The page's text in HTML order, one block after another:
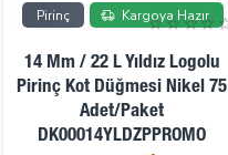
İndirimde
Pirinç Kargoya Hazır
14 Mm / 22 L Yıldız Logolu
Pirinç Kot Düğmesi Nikel 75
Adet/Paket
DK00014YLDZPPROMO